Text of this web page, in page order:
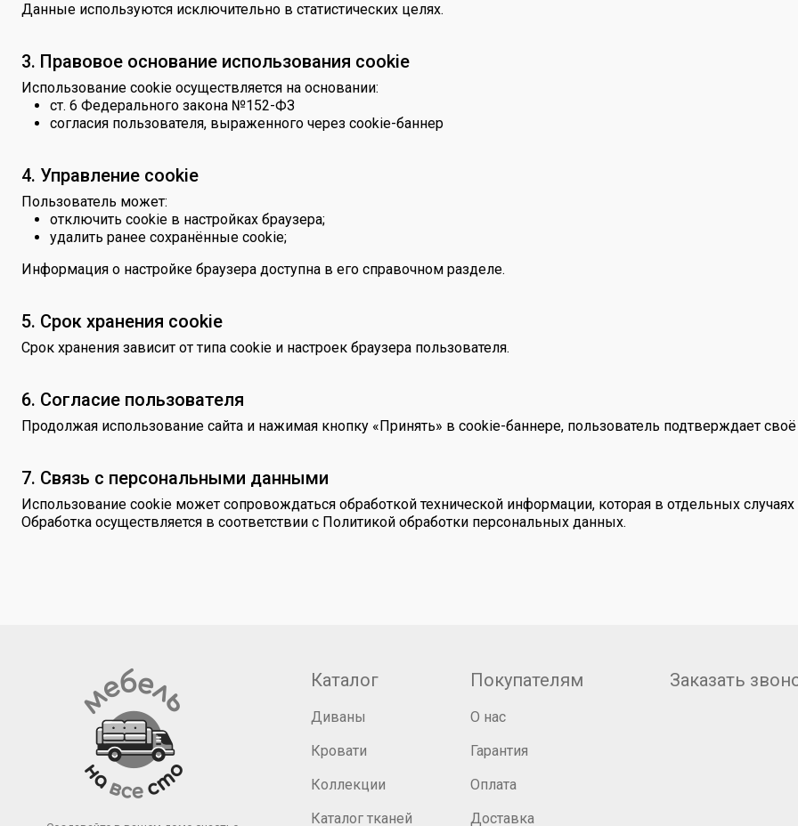
Данные используются исключительно в статистических целях.
3. Правовое основание использования cookie
Использование cookie осуществляется на основании:
ст. 6 Федерального закона №152-ФЗ
согласия пользователя, выраженного через cookie-баннер
4. Управление cookie
Пользователь может:
отключить cookie в настройках браузера;
удалить ранее сохранённые cookie;
Информация о настройке браузера доступна в его справочном разделе.
5. Срок хранения cookie
Срок хранения зависит от типа cookie и настроек браузера пользователя.
6. Согласие пользователя
Продолжая использование сайта и нажимая кнопку «Принять» в cookie-баннере, пользователь подтверждает
7. Связь с персональными данными
Использование cookie может сопровождаться обработкой технической информации, которая в отдельных
Обработка осуществляется в соответствии с Политикой обработки персональных данных.
Каталог
Диваны
Кровати
Коллекции
Каталог тканей
Покупателям
О нас
Гарантия
Оплата
Доставка
Заказать